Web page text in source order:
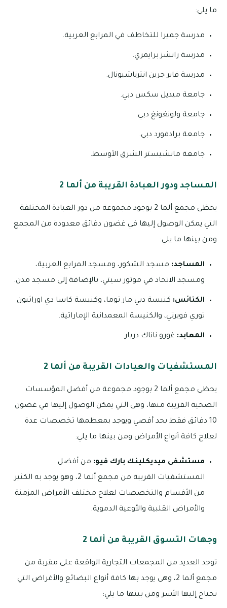
ما يلي:
مدرسة جميرا للتخاطف في المرابع العربية.
مدرسة رانشز برايمري.
مدرسة فاير جرين انترناشيونال.
جامعة ميديل سكس دبي.
جامعة ولونغونغ دبي.
جامعة برادفورد دبي.
جامعة مانشيستر الشرق الأوسط.
المساجد ودور العبادة القريبة من ألما 2
يحظى مجمع ألما 2 بوجود مجموعة من دور العبادة المختلفة
التي يمكن الوصول إليها في غضون دقائق معدودة من المجمع
ومن بينها ما يلي:
المساجد: مسجد الشكور، ومسجد المرابع العربية،
ومسجد الاتحاد في موتور سيتي، بالإضافة إلى مسجد مدن.
الكنائس: كنيسة دبي مار توما، وكنيسة كاسا دي اوراثيون
توري فويرتي، والكنيسة المعمدانية الإماراتية.
المعابد: غورو ناناك دربار.
المستشفيات والعيادات القريبة من ألما 2
يحظى مجمع ألما 2 بوجود مجموعة من أفضل المؤسسات
الصحية القريبة منها، وهى التي يمكن الوصول إليها في غضون
10 دقائق فقط بحد أقصي ويوجد بمعظمها تخصصات عدة
لعلاج كافة أنواع الأمراض ومن بينها ما يلي:
مستشفى ميديكلينك بارك فيو: من أفضل
المستشفيات القريبة من مجمع ألما 2، وهو يوجد به الكثير
من الأقسام والتخصصات لعلاج مختلف الأمراض المزمنة
والأمراض القلبية والأوعية الدموية.
وجهات التسوق القريبة من ألما 2
توجد العديد من المجمعات التجارية الواقعة على مقربة من
مجمع ألما 2، وهى يوجد بها كافة أنواع البضائع والأغراض التي
تحتاج إليها الأسر ومن بينها ما يلي: